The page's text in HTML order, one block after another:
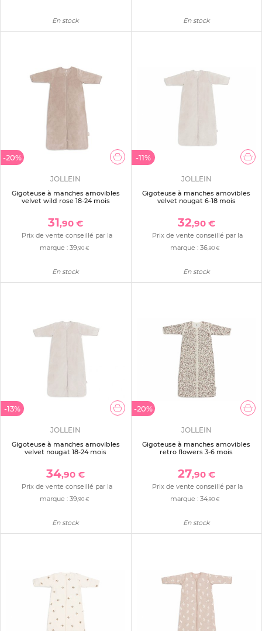
En stock En stock
-20%
JOLLEIN
Gigoteuse à manches amovibles
velvet wild rose 18-24 mois
31,90 €
Prix de vente conseillé par la
marque : 39,90 €
En stock
-11%
JOLLEIN
Gigoteuse à manches amovibles
velvet nougat 6-18 mois
32,90 €
Prix de vente conseillé par la
marque :36,90 €
En stock
-13%
JOLLEIN
Gigoteuse à manches amovibles
velvet nougat 18-24 mois
34,90 €
Prix de vente conseillé par la
marque : 39,90 €
En stock
-20%
JOLLEIN
Gigoteuse à manches amovibles
retro flowers 3-6 mois
27,90 €
Prix de vente conseillé par la
marque :34,90 €
En stock